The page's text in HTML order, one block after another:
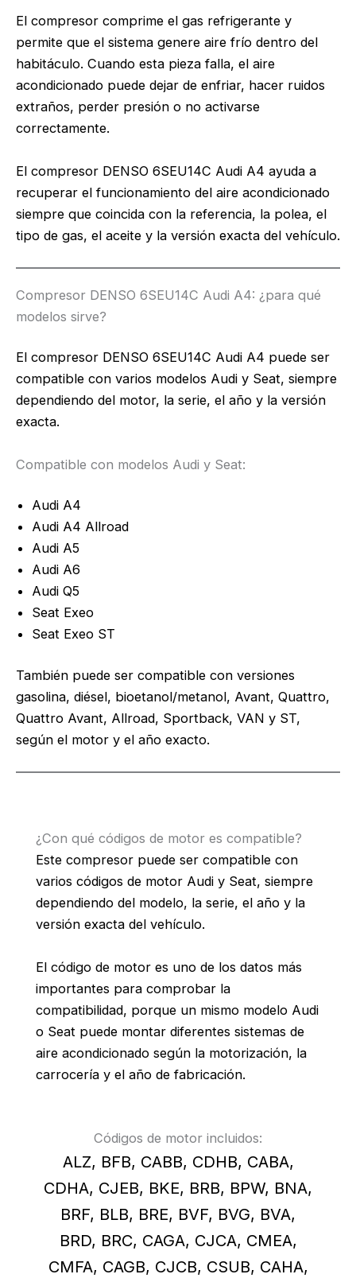
El compresor comprime el gas refrigerante y
permite que el sistema genere aire frío dentro del
habitáculo. Cuando esta pieza falla, el aire
acondicionado puede dejar de enfriar, hacer ruidos
extraños, perder presión o no activarse
correctamente.
El compresor DENSO 6SEU14C Audi A4 ayuda a
recuperar el funcionamiento del aire acondicionado
siempre que coincida con la referencia, la polea, el
tipo de gas, el aceite y la versión exacta del vehículo.
Compresor DENSO 6SEU14C Audi A4: ¿para qué
modelos sirve?
El compresor DENSO 6SEU14C Audi A4 puede ser
compatible con varios modelos Audi y Seat, siempre
dependiendo del motor, la serie, el año y la versión
exacta.
Compatible con modelos Audi y Seat:
Audi A4
Audi A4 Allroad
Audi A5
Audi A6
Audi Q5
Seat Exeo
Seat Exeo ST
También puede ser compatible con versiones
gasolina, diésel, bioetanol/metanol, Avant, Quattro,
Quattro Avant, Allroad, Sportback, VAN y ST,
según el motor y el año exacto.
¿Con qué códigos de motor es compatible?
Este compresor puede ser compatible con
varios códigos de motor Audi y Seat, siempre
dependiendo del modelo, la serie, el año y la
versión exacta del vehículo.
El código de motor es uno de los datos más
importantes para comprobar la
compatibilidad, porque un mismo modelo Audi
o Seat puede montar diferentes sistemas de
aire acondicionado según la motorización, la
carrocería y el año de fabricación.
Códigos de motor incluidos:
ALZ, BFB, CABB, CDHB, CABA,
CDHA, CJEB, BKE, BRB, BPW, BNA,
BRF, BLB, BRE, BVF, BVG, BVA,
BRD, BRC, CAGA, CJCA, CMEA,
CMFA, CAGB, CJCB, CSUB, CAHA,